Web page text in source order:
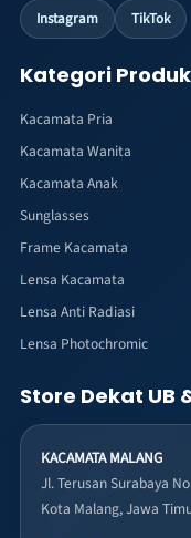
Instagram TikTok
Kategori Produk
Kacamata Pria
Kacamata Wanita
Kacamata Anak
Sunglasses
Frame Kacamata
Lensa Kacamata
Lensa Anti Radiasi
Lensa Photochromic
Store Dekat UB
KACAMATA MALANG
Jl. Terusan Surabaya
Kota Malang, Jawa